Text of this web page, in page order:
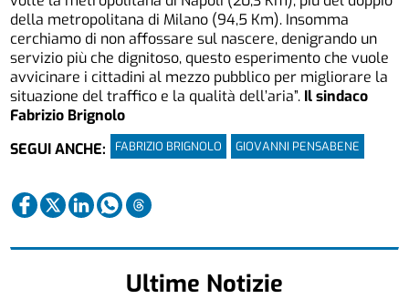
della metropolitana di Milano (94,5 Km). Insomma
cerchiamo di non affossare sul nascere, denigrando un
servizio più che dignitoso, questo esperimento che vuole
avvicinare i cittadini al mezzo pubblico per migliorare la
situazione del traffico e la qualità dell’aria”. Il sindaco
Fabrizio Brignolo
SEGUI ANCHE:
FABRIZIO BRIGNOLO GIOVANNI PENSABENE
Ultime Notizie